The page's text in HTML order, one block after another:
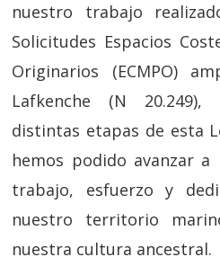
nuestro trabajo
Solicitudes Espacios
Originarios (ECMPO)
Lafkenche (N
distintas etapas de esta
hemos podido avanzar
trabajo, esfuerzo y
nuestro territorio
nuestra cultura ancestral.